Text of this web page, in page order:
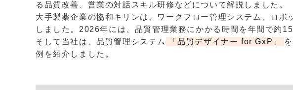
る品質改善、営業の対話スキル研修などについて解説しました。
大手製薬企業の協和キリンは、ワークフロー管理システム、ロ
しました。2026年には、品質管理業務にかかる時間を年間で約
そして当社は、品質管理システム
「品質デザイナー for GxP」
例を紹介しました。